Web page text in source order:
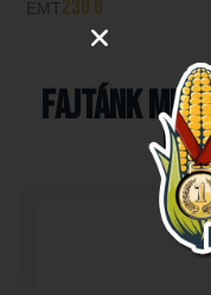
EMT230 g
Fajtánk